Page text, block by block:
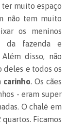
ter muito espaço
não tem muito
os meninos
da fazenda e
disso, não
deles e todos os
carinho. Os cães
- eram super
O chalé em
Ficamos